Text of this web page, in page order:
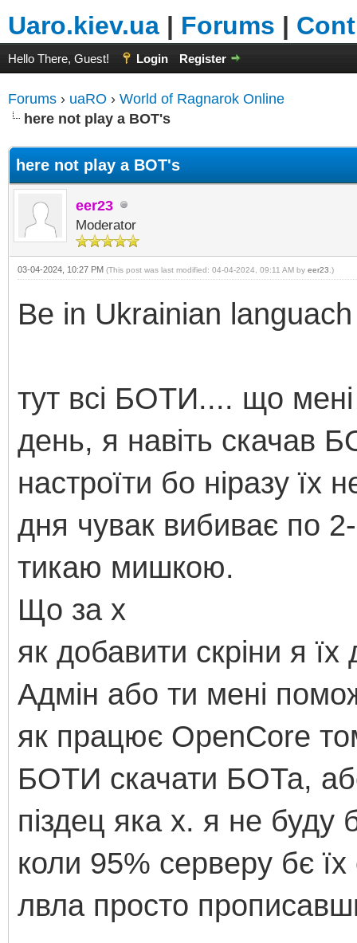
Uaro.kiev.ua | Forums |
Hello There, Guest! Login Register
Forums › uaRO › World of Ragnarok Online
here not play a BOT's
here not play a BOT's
eer23
Moderator
03-04-2024, 10:27 PM (This post was last modified: 04-04-2024, 09:11 AM by eer23 .)
Be in Ukrainian languach
тут всі БОТИ.... що
день, я навіть скачав
настроїти бо ніразу їх
дня чувак вибиває по
тикаю мишкою.
Що за х
як добавити скріни я
Адмін або ти мені
як працює OpenCore
БОТИ скачати БОТа,
піздец яка х. я не буду
коли 95% серверу бє
лвла просто